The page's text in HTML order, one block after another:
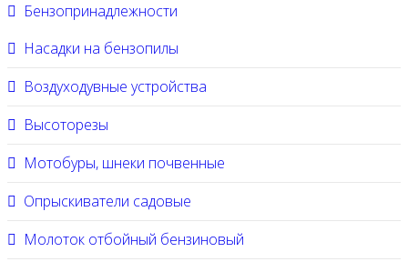
Бензопринадлежности
Насадки на бензопилы
Воздуходувные устройства
Высоторезы
Мотобуры, шнеки почвенные
Опрыскиватели садовые
Молоток отбойный бензиновый